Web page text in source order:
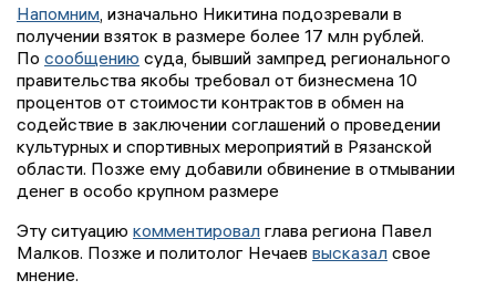
Напомним , изначально Никитина подозревали в
получении взяток в размере более 17 млн рублей.
По сообщению суда, бывший зампред регионального
правительства якобы требовал от бизнесмена 10
процентов от стоимости контрактов в обмен на
содействие в заключении соглашений о проведении
культурных и спортивных мероприятий в Рязанской
области. Позже ему добавили обвинение в отмывании
денег в особо крупном размере
Эту ситуацию комментировал глава региона Павел
Малков. Позже и политолог Нечаев высказал свое
мнение.